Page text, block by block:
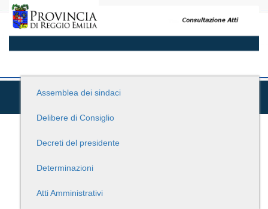
Assemblea dei sindaci
Delibere di Consiglio
Decreti del presidente
Determinazioni
Atti Amministrativi